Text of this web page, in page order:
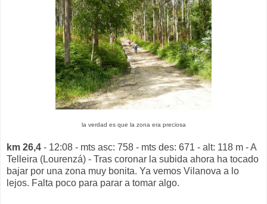
la verdad es que la zona era preciosa
km 26,4 - 12:08 - mts asc: 758 - mts des: 671 - alt: 118 m - A
Telleira (Lourenzá) - Tras coronar la subida ahora ha tocado
bajar por una zona muy bonita. Ya vemos Vilanova a lo
lejos. Falta poco para parar a tomar algo.